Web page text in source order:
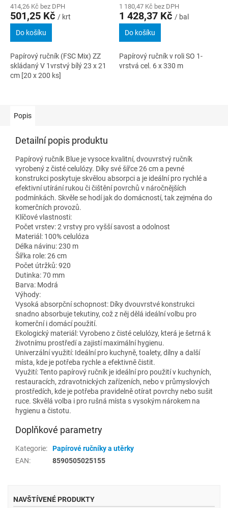
414,26 Kč bez DPH
501,25 Kč / krt
Do košíku
Papírový ručník (FSC Mix) ZZ
skládaný V 1vrstvý bílý 23 x 21
cm [20 x 200 ks]
1 180,47 Kč bez DPH
1 428,37 Kč / bal
Do košíku
Papírový ručník v roli SO 1-
vrstvá cel. 6 x 330 m
Popis
Detailní popis produktu
Papírový ručník Blue je vysoce kvalitní, dvouvrstvý ručník
vyrobený z čisté celulózy. Díky své šířce 26 cm a pevné
konstrukci poskytuje skvělou absorpci a je ideální pro rychlé a
efektivní utírání rukou či čištění povrchů v náročnějších
podmínkách. Skvěle se hodí jak do domácností, tak zejména do
komerčních provozů.
Klíčové vlastnosti:
Počet vrstev: 2 vrstvy pro vyšší savost a odolnost
Materiál: 100% celulóza
Délka návinu: 230 m
Šířka role: 26 cm
Počet útržků: 920
Dutinka: 70 mm
Barva: Modrá
Výhody:
Vysoká absorpční schopnost: Díky dvouvrstvé konstrukci
snadno absorbuje tekutiny, což z něj dělá ideální volbu pro
komerční i domácí použití.
Ekologický materiál: Vyrobeno z čisté celulózy, která je šetrná k
životnímu prostředí a zajistí maximální hygienu.
Univerzální využití: Ideální pro kuchyně, toalety, dílny a další
místa, kde je potřeba rychle a efektivně čistit.
Využití: Tento papírový ručník je ideální pro použití v kuchyních,
restauracích, zdravotnických zařízeních, nebo v průmyslových
prostředích, kde je potřeba pravidelně otírat povrchy nebo sušit
ruce. Skvělá volba i pro rušná místa s vysokým nárokem na
hygienu a čistotu.
Doplňkové parametry
Kategorie:
Papírové ručníky a utěrky
EAN: 8590505025155
NAVŠTÍVENÉ PRODUKTY